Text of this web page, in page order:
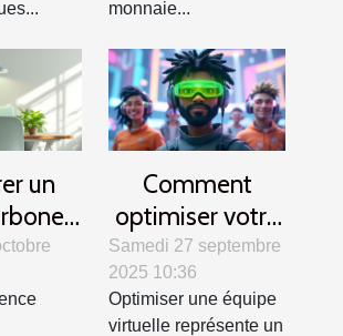
monnaie...
un
:
et
Comment
optimiser votre
équipe virtuelle
avec des crédits
de jeu ?
Samedi 27 septembre
2025 10:36
Optimiser une équipe
virtuelle représente un